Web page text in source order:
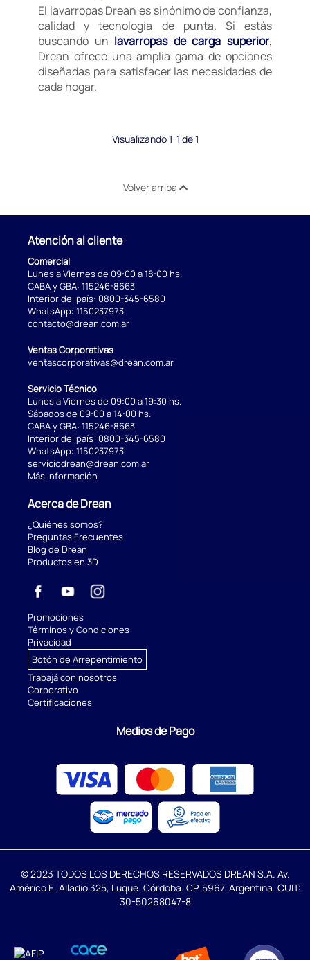
El lavarropas Drean es sinónimo de confianza,
calidad y tecnología de punta. Si estás
buscando un lavarropas de carga superior,
Drean ofrece una amplia gama de opciones
diseñadas para satisfacer las necesidades de
cada hogar.
Visualizando 1-1 de 1
Volver arriba
Atención al cliente
Comercial
Lunes a Viernes de 09:00 a 18:00 hs.
CABA y GBA: 115246-8663
Interior del país: 0800-345-6580
WhatsApp: 1150237973
contacto@drean.com.ar
Ventas Corporativas
ventascorporativas@drean.com.ar
Servicio Técnico
Lunes a Viernes de 09:00 a 19:30 hs.
Sábados de 09:00 a 14:00 hs.
CABA y GBA: 115246-8663
Interior del país: 0800-345-6580
WhatsApp: 1150237973
serviciodrean@drean.com.ar
Más información
Acerca de Drean
¿Quiénes somos?
Preguntas Frecuentes
Blog de Drean
Productos en 3D
Promociones
Términos y Condiciones
Privacidad
Botón de Arrepentimiento
Trabajá con nosotros
Corporativo
Certificaciones
Medios de Pago
© 2023 TODOS LOS DERECHOS RESERVADOS DREAN S.A. Av.
Américo E. Alladio 325, Luque. Córdoba. CP. 5967. Argentina. CUIT:
30-50268047-8